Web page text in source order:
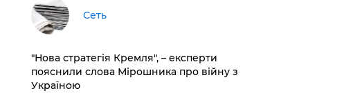
Сеть
"Нова стратегія Кремля", – експерти
пояснили слова Мірошника про війну з
Україною